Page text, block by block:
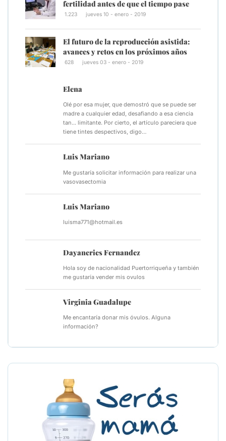
fertilidad antes de que el tiempo pase
1.223 jueves 10 - enero - 2019
El futuro de la reproducción asistida:
avances y retos en los próximos años
628 jueves 03 - enero - 2019
Elena
Olé por esa mujer, que demostró que se puede ser
madre a cualquier edad, desafiando a esa ciencia
tan... limitante. Por cierto, el artículo pareciera que
tiene tintes despectivos, digo…
Luis Mariano
Me gustaría solicitar información para realizar una
vasovasectomia
Luis Mariano
luisma771@hotmail.es
Dayaneries Fernandez
Hola soy de nacionalidad Puertorriqueña y también
me gustaría vender mis ovulos
Virginia Guadalupe
Me encantaría donar mis óvulos. Alguna
información?